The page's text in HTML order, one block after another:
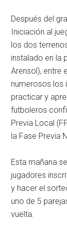
Después del
Iniciación al
los dos
instalado en la
Arensol), entre
numerosos los
practicar y
futboleros
Previa Local
la Fase Previa
Esta mañana
jugadores
y hacer el
uno de 5
vuelta.